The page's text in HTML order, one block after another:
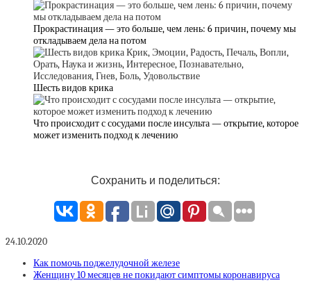
Прокрастинация — это больше, чем лень: 6 причин, почему мы
откладываем дела на потом
Шесть видов крика⁠⁠
Что происходит с сосудами после инсульта — открытие, которое
может изменить подход к лечению
Сохранить и поделиться:
24.10.2020
Как помочь поджелудочной железе
Женщину 10 месяцев не покидают симптомы коронавируса